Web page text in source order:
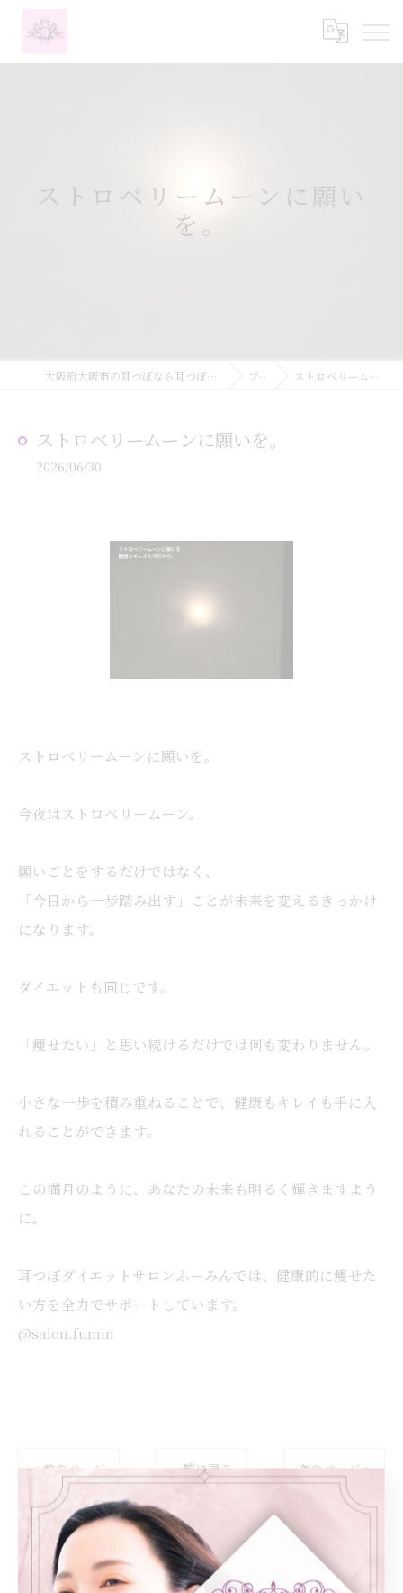
ストロベリームーンに願い
を。
大阪府大阪市の耳つぼなら耳つぼダイエットサロンふーみん ブログ ストロベリームーンに願いを。
ストロベリームーンに願いを。
2026/06/30
ストロベリームーンに願いを。
今夜はストロベリームーン。
願いごとをするだけではなく、
「今日から一歩踏み出す」ことが未来を変えるきっかけ
になります。
ダイエットも同じです。
「痩せたい」と思い続けるだけでは何も変わりません。
小さな一歩を積み重ねることで、健康もキレイも手に入
れることができます。
この満月のように、あなたの未来も明るく輝きますよう
に。
耳つぼダイエットサロンふーみんでは、健康的に痩せた
い方を全力でサポートしています。
@salon.fumin
< 前のページ 一覧に戻る 次のページ >
カテゴリー